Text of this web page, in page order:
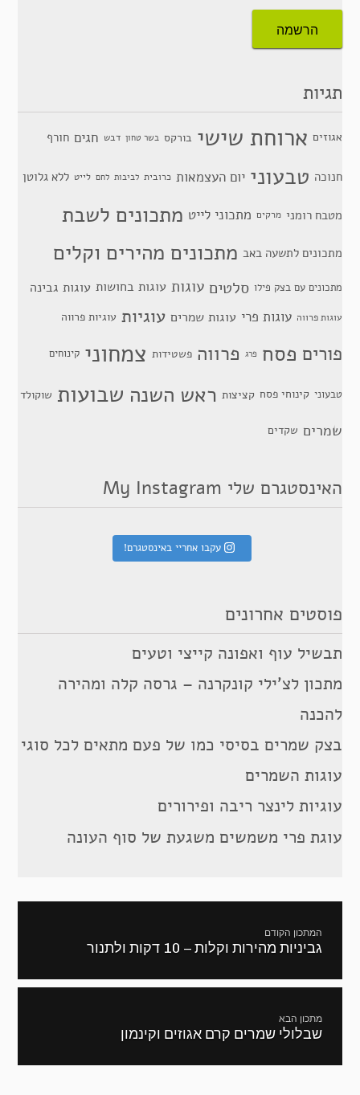
תגיות
אגוזים ארוחת שישי בורקס בשר טחון דבש חגים חורף
חנוכה טבעוני יום העצמאות כרובית לביבות לחם לייט ללא גלוטן
מטבח רומני מרקים מתכוני לייט מתכונים לשבת
מתכונים לתשעה באב מתכונים מהירים וקלים
מתכונים עם בצק פילו סלטים עוגות עוגות בחושות עוגות גבינה
עוגות פרווה עוגות פרי עוגות שמרים עוגיות עוגיות פרווה
פורים פסח פרג פרווה פשטידות צמחוני קינוחים
טבעוני קינוחי פסח קציצות ראש השנה שבועות שוקולד
שמרים שקדים
האינסטגרם שלי My Instagram
עקבו אחריי באינסטגרם!
פוסטים אחרונים
תבשיל עוף ואפונה קייצי וטעים
מתכון לצ’ילי קונקרנה – גרסה קלה ומהירה
להכנה
בצק שמרים בסיסי כמו של פעם מתאים לכל סוגי
עוגות השמרים
עוגיות לינצר ריבה ופירורים
עוגת פרי משמשים משגעת של סוף העונה
המתכון הקודם
מתכון
גביניות מהירות וקלות – 10 דקות ולתנור
מתכון הבא
המתכון
שבלולי שמרים קרם אגוזים וקינמון